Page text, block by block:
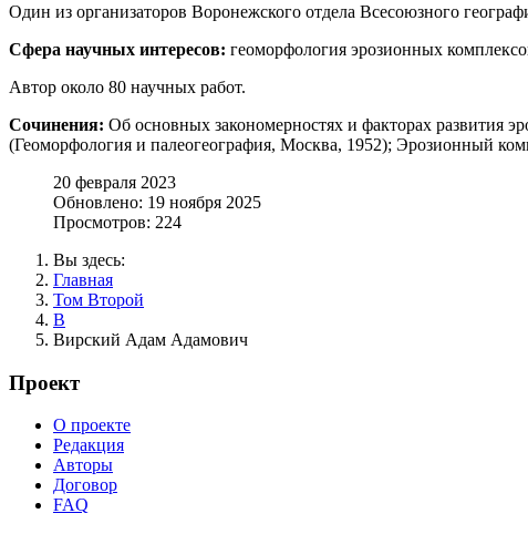
Один из организаторов Воронежского отдела Всесоюзного
Сфера научных интересов: геоморфология эрозионных
Автор около 80 научных работ.
Сочинения: Об основных закономерностях и факторах развития
(Геоморфология и палеогеография, Москва, 1952); Эрозионный
20 февраля 2023
Обновлено: 19 ноября 2025
Просмотров: 224
Вы здесь:
Главная
Том Второй
В
Вирский Адам Адамович
Проект
О проекте
Редакция
Авторы
Договор
FAQ